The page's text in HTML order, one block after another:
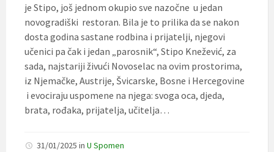
je Stipo, još jednom okupio sve nazočne u jedan
novogradiški restoran. Bila je to prilika da se nakon
dosta godina sastane rodbina i prijatelji, njegovi
učenici pa čak i jedan „parosnik“, Stipo Knežević, za
sada, najstariji živući Novoselac na ovim prostorima,
iz Njemačke, Austrije, Švicarske, Bosne i Hercegovine
i evociraju uspomene na njega: svoga oca, djeda,
brata, rođaka, prijatelja, učitelja…
31/01/2025 in U Spomen